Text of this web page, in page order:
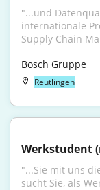
"...und
internationale
Supply Chain
Bosch Gruppe
Reutlingen
Werkstudent
"...Sie mit uns
sucht Sie, als